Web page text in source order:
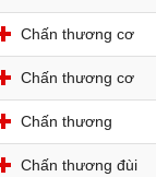
Chấn thương cơ
Chấn thương cơ
Chấn thương
Chấn thương đùi